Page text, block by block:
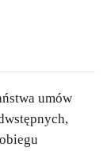
umów